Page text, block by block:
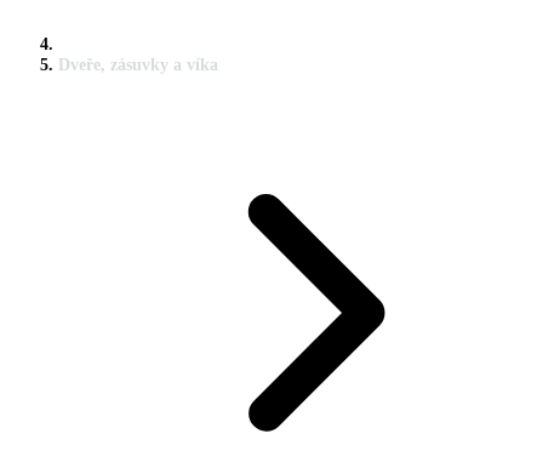
Dveře, zásuvky a víka